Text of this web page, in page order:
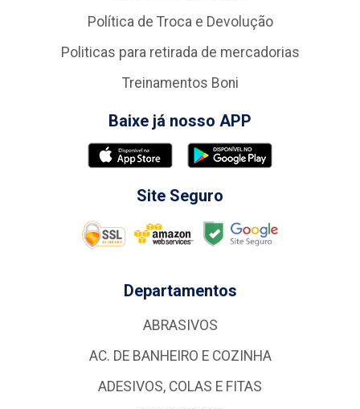
Política de Troca e Devolução
Politicas para retirada de mercadorias
Treinamentos Boni
Baixe já nosso APP
Site Seguro
Departamentos
ABRASIVOS
AC. DE BANHEIRO E COZINHA
ADESIVOS, COLAS E FITAS